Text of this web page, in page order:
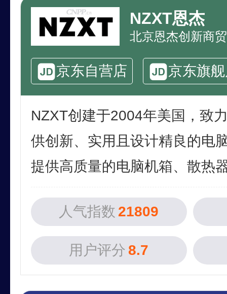
NZXT恩杰
北京恩杰创新商
京东自营店 京东旗
NZXT创建于2004年美国，致
供创新、实用且设计精良的电
提供高质量的电脑机箱、散热
人气指数 21809
用户评分 8.7